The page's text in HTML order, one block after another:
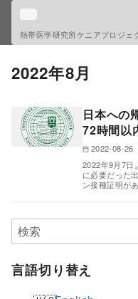
テ
熱帯医学研究所ケニアプロジェ
2022年8月
日本への
72時間以
2022-08-26
2022年9月7日
に必要だった
ン接種証明が
言語切り替え